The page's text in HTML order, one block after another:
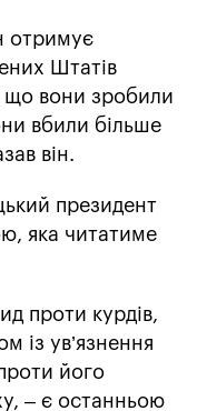
отримує
Штатів
що вони зробили
вбили більше
він.
президент
яка читатиме
проти курдів,
із ув’язнення
його
– є останньою